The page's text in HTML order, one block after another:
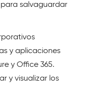
salvaguardar
y aplicaciones
y Office 365.
y visualizar los